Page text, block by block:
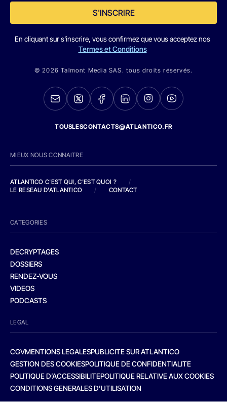
S'INSCRIRE
En cliquant sur s'inscrire, vous confirmez que vous acceptez nos
Termes et Conditions
© 2026 Talmont Media SAS. tous droits réservés.
TOUSLESCONTACTS@ATLANTICO.FR
MIEUX NOUS CONNAITRE
ATLANTICO C'EST QUI, C'EST QUOI ?
/
LE RESEAU D'ATLANTICO
/ CONTACT
CATEGORIES
DECRYPTAGES
DOSSIERS
RENDEZ-VOUS
VIDEOS
PODCASTS
LEGAL
CGVMENTIONS LEGALESPUBLICITE SUR ATLANTICO
GESTION DES COOKIESPOLITIQUE DE CONFIDENTIALITE
POLITIQUE D’ACCESSIBILITEPOLITIQUE RELATIVE AUX COOKIES
CONDITIONS GENERALES D’UTILISATION